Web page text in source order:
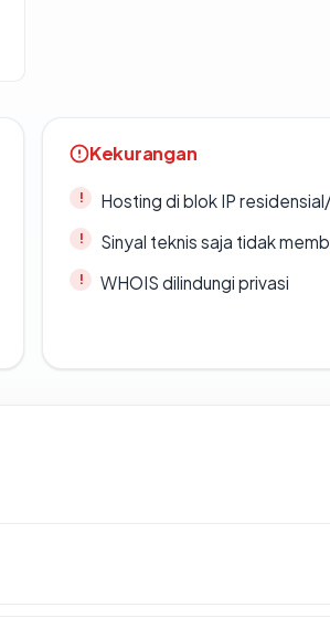
Kekurangan
Hosting di blok IP
Sinyal teknis saja tidak
WHOIS dilindungi privasi